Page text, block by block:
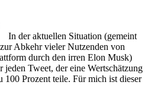
In der aktuellen Situation (gemeint
Abkehr vieler Nutzenden von
durch den irren Elon Musk)
Tweet, der eine Wertschätzung
Prozent teile. Für mich ist dieser